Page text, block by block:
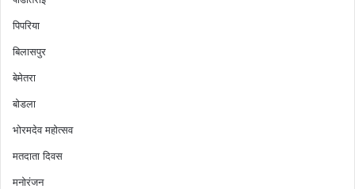
पिपरिया
बिलासपुर
बेमेतरा
बोडला
भोरमदेव महोत्सव
मतदाता दिवस
मनोरंजन